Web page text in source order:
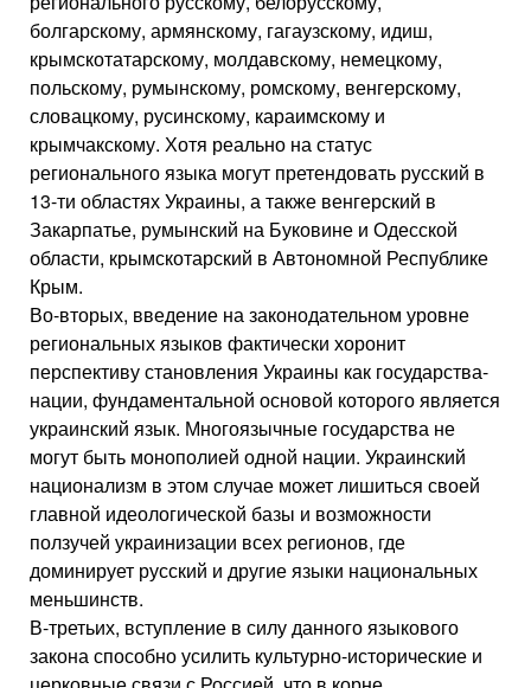
болгарскому, армянскому, гагаузскому, идиш,
крымскотатарскому, молдавскому, немецкому,
польскому, румынскому, ромскому, венгерскому,
словацкому, русинскому, караимскому и
крымчакскому. Хотя реально на статус
регионального языка могут претендовать русский в
13-ти областях Украины, а также венгерский в
Закарпатье, румынский на Буковине и Одесской
области, крымскотарский в Автономной Республике
Крым.
Во-вторых, введение на законодательном уровне
региональных языков фактически хоронит
перспективу становления Украины как государства-
нации, фундаментальной основой которого является
украинский язык. Многоязычные государства не
могут быть монополией одной нации. Украинский
национализм в этом случае может лишиться своей
главной идеологической базы и возможности
ползучей украинизации всех регионов, где
доминирует русский и другие языки национальных
меньшинств.
В-третьих, вступление в силу данного языкового
закона способно усилить культурно-исторические и